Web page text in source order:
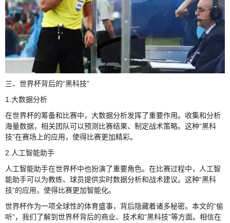
三、世界杯背后的“黑科技”
1.大数据分析
在世界杯的筹备和比赛中，大数据分析发挥了重要作用。收集和分析
海量数据，相关团队可以预测比赛结果、制定战术策略。这种“黑科
技”在赛场上的应用，使得比赛更加精彩。
2.人工智能助手
人工智能助手在世界杯中也扮演了重要角色。在比赛过程中，人工智
能助手可以为教练、球员提供实时数据分析和战术建议。这种“黑科
技”的应用，使得比赛更加智能化。
世界杯作为一项全球性的体育盛事，背后隐藏着诸多秘密。本文的“偷
听”，我们了解到世界杯背后的商业、技术和“黑科技”等方面。相信在